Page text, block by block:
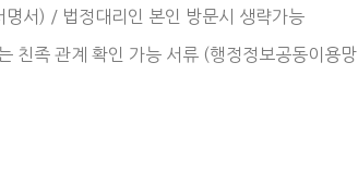
서) / 법정대리인 본인 방문시 생략가능
친족 관계 확인 가능 서류 (행정정보공동이용망